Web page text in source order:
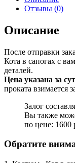
Отзывы (0)
Описание
После отправки
Кота в сапогах с
деталей.
Цена указана за
проката взимается
Залог
Вы также
по цене: 1600
Обратите